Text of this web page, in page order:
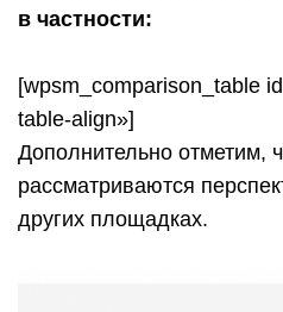
в частности:
[wpsm_comparison_table
table-align»]
Дополнительно отметим,
рассматриваются
других площадках.